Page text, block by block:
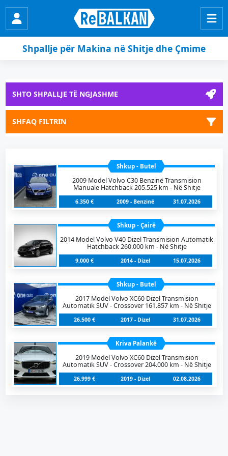
Shpallje për Makina në Shitje dhe Çmime
SHTO SHPALLJE TË NGJASHME
SHFAQ FILTRIN
Shkup - Butel
2009 Model Volvo C30 Benzinë Transmision
Manuale Hatchback 205.525 km - Në Shitje
6.350 € 2009 - Benzinë 31.07.2026
Shkup - Çairë
2014 Model Volvo V40 Dizel Transmision Automatik
Hatchback 260.000 km - Në Shitje
9.000 € 2014 - Dizel 15.07.2026
Shkup - Butel
2017 Model Volvo XC60 Dizel Transmision
Automatik SUV - Crossover 161.857 km - Në Shitje
26.500 € 2017 - Dizel 31.07.2026
Kriva Palankë
2019 Model Volvo XC60 Dizel Transmision
Automatik SUV - Crossover 204.000 km - Në Shitje
26.999 € 2019 - Dizel 02.08.2026